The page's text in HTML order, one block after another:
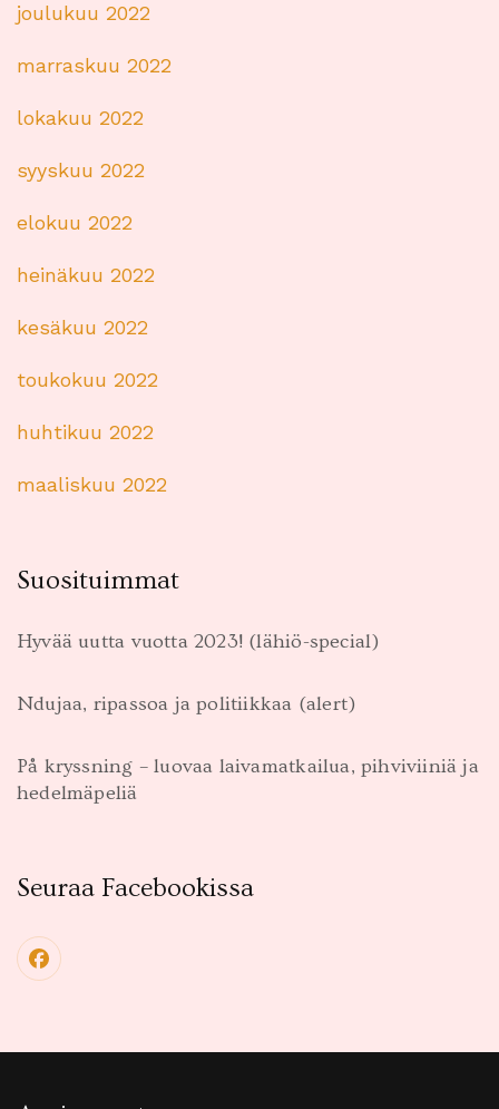
joulukuu 2022
marraskuu 2022
lokakuu 2022
syyskuu 2022
elokuu 2022
heinäkuu 2022
kesäkuu 2022
toukokuu 2022
huhtikuu 2022
maaliskuu 2022
Suosituimmat
Hyvää uutta vuotta 2023! (lähiö-special)
Ndujaa, ripassoa ja politiikkaa (alert)
På kryssning – luovaa laivamatkailua, pihviviiniä ja
hedelmäpeliä
Seuraa Facebookissa